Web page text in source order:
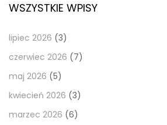
WSZYSTKIE WPISY
lipiec 2026 (3)
czerwiec 2026 (7)
maj 2026 (5)
kwiecień 2026 (3)
marzec 2026 (6)